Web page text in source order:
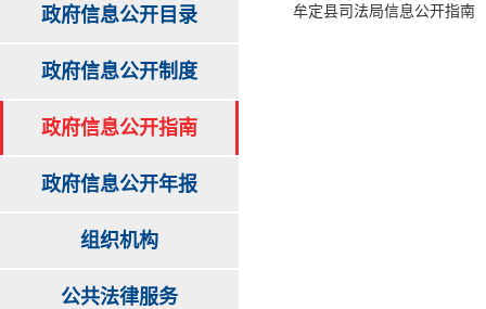
政府信息公开目录
政府信息公开制度
政府信息公开指南
政府信息公开年报
组织机构
公共法律服务
牟定县司法局信息公开指南